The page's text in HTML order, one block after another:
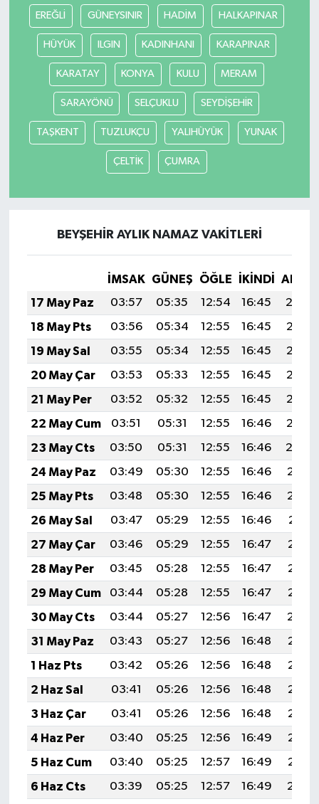
EREĞLİ GÜNEYSINIR HADİM HALKAPINAR
HÜYÜK ILGIN KADINHANI KARAPINAR
KARATAY KONYA KULU MERAM
SARAYÖNÜ SELÇUKLU SEYDİŞEHİR
TAŞKENT TUZLUKÇU YALIHÜYÜK YUNAK
ÇELTİK ÇUMRA
BEYŞEHİR AYLIK NAMAZ VAKITLERI
İMSAK GÜNEŞ ÖĞLE İKINDI
17 May Paz
03:57 05:35 12:54 16:45
20:04
18 May Pts
03:56 05:34 12:55 16:45
20:05
19 May Sal
03:55 05:34 12:55 16:45
20:06
20 May Çar
03:53 05:33 12:55 16:45
20:06
21 May Per
03:52 05:32 12:55 16:45
20:07
22 May Cum
03:51 05:31 12:55 16:46
20:08
23 May Cts
03:50 05:31 12:55 16:46
20:09
24 May Paz
03:49 05:30 12:55 16:46
20:10
25 May Pts
03:48 05:30 12:55 16:46
20:10
26 May Sal
03:47 05:29 12:55 16:46
20:11
27 May Çar
03:46 05:29 12:55 16:47
20:12
28 May Per
03:45 05:28 12:55 16:47
20:13
29 May Cum
03:44 05:28 12:55 16:47
20:13
30 May Cts
03:44 05:27 12:56 16:47
20:14
31 May Paz
03:43 05:27 12:56 16:48
20:15
1 Haz Pts
03:42 05:26 12:56 16:48
20:16
2 Haz Sal
03:41 05:26 12:56 16:48
20:16
3 Haz Çar
03:41 05:26 12:56 16:48
20:17
4 Haz Per
03:40 05:25 12:56 16:49
20:17
5 Haz Cum
03:40 05:25 12:57 16:49
20:18
6 Haz Cts
03:39 05:25 12:57 16:49
20:19